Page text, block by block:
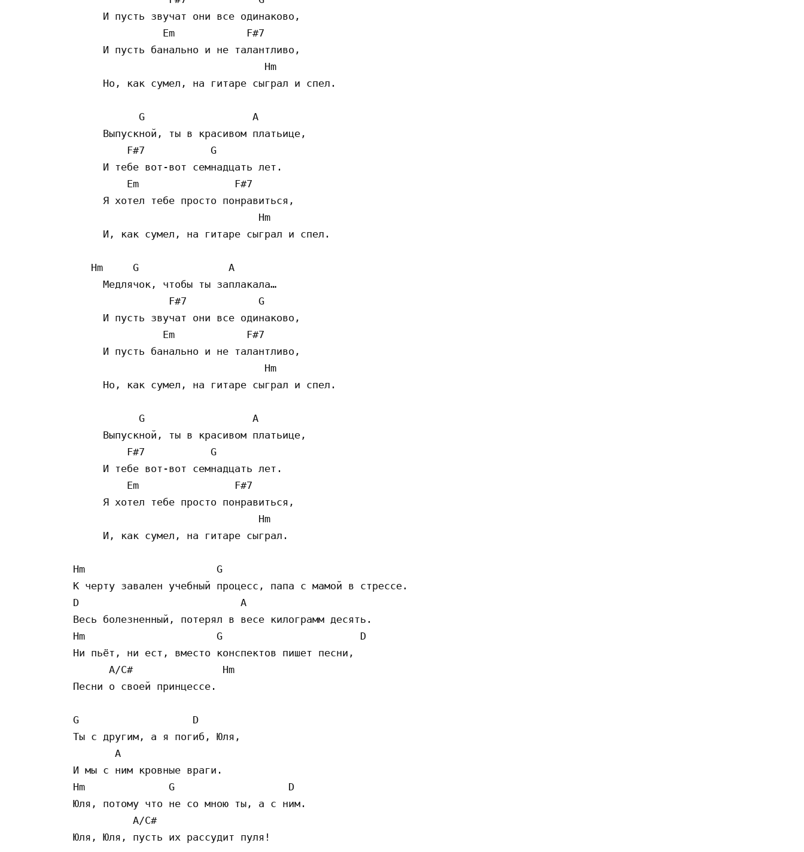
     И пусть звучат они все одинаково,
               Em            F#7
     И пусть банально и не талантливо,
                                Hm
     Но, как сумел, на гитаре сыграл и спел.
           G                  A
     Выпускной, ты в красивом платьице,
         F#7           G
     И тебе вот-вот семнадцать лет.
         Em                F#7
     Я хотел тебе просто понравиться,
                               Hm
     И, как сумел, на гитаре сыграл и спел.
   Hm     G               A
     Медлячок, чтобы ты заплакала…
                F#7            G
     И пусть звучат они все одинаково,
               Em            F#7
     И пусть банально и не талантливо,
                                Hm
     Но, как сумел, на гитаре сыграл и спел.
           G                  A
     Выпускной, ты в красивом платьице,
         F#7           G
     И тебе вот-вот семнадцать лет.
         Em                F#7
     Я хотел тебе просто понравиться,
                               Hm
     И, как сумел, на гитаре сыграл.
Hm                      G
К черту завален учебный процесс, папа с мамой в стрессе.
D                           A
Весь болезненный, потерял в весе килограмм десять.
Hm                      G                       D
Ни пьёт, ни ест, вместо конспектов пишет песни,
      A/C#               Hm
Песни о своей принцессе.
G                   D
Ты с другим, а я погиб, Юля,
       A
И мы с ним кровные враги.
Hm              G                   D
Юля, потому что не со мною ты, а с ним.
          A/C#
Юля, Юля, пусть их рассудит пуля!